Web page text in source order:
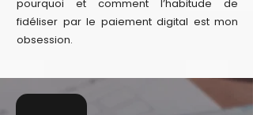
pourquoi et comment l’habitude de
fidéliser par le paiement digital est mon
obsession.